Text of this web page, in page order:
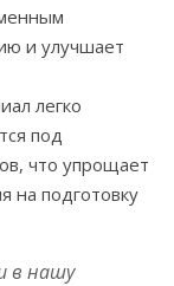
и улучшает
легко
под
что упрощает
на подготовку
в нашу